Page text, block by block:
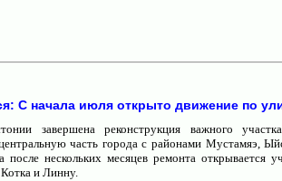
С начала июля открыто движение по
завершена реконструкция важного
часть города с районами Мустамяэ,
после нескольких месяцев ремонта открывается
и Линну.